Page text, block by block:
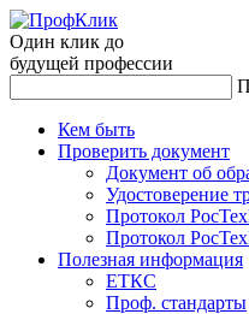
Один клик до
будущей профессии
Кем быть
Проверить документ
Документ об
Удостоверение
Протокол
Протокол
Полезная информация
ЕТКС
Проф. стандарты